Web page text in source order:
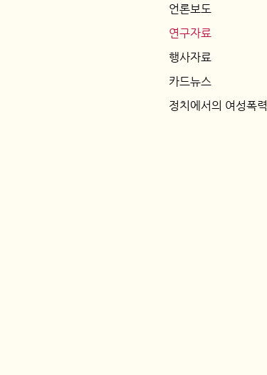
언론보도
연구자료
행사자료
카드뉴스
정치에서의 여성폭력